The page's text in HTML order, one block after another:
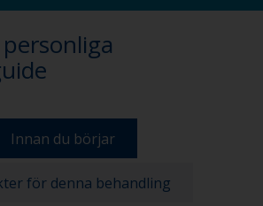
Innan du börjar
för denna behandling